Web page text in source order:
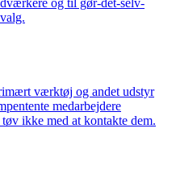
værktøj og andet udstyr
medarbejdere
ikke med at kontakte dem.